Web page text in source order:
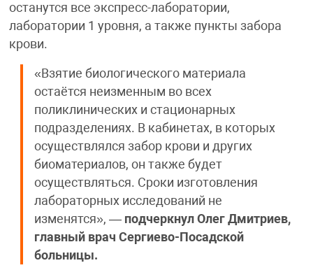
останутся все экспресс-лаборатории,
лаборатории 1 уровня, а также пункты забора
крови.
«Взятие биологического материала
остаётся неизменным во всех
поликлинических и стационарных
подразделениях. В кабинетах, в которых
осуществлялся забор крови и других
биоматериалов, он также будет
осуществляться. Сроки изготовления
лабораторных исследований не
изменятся», —подчеркнул Олег Дмитриев,
главный врач Сергиево-Посадской
больницы.